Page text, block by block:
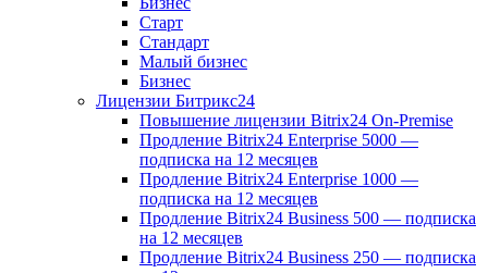
Старт
Стандарт
Малый бизнес
Бизнес
Лицензии Битрикс24
Повышение лицензии Bitrix24 On-Premise
Продление Bitrix24 Enterprise 5000 —
подписка на 12 месяцев
Продление Bitrix24 Enterprise 1000 —
подписка на 12 месяцев
Продление Bitrix24 Business 500 — подписка
на 12 месяцев
Продление Bitrix24 Business 250 — подписка